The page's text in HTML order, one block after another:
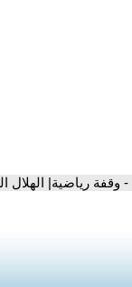
- وقفة رياضية|